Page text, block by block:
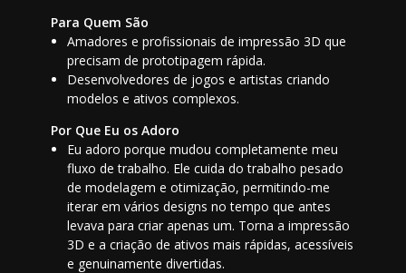
Para Quem São
Amadores e profissionais de impressão 3D que
precisam de prototipagem rápida.
Desenvolvedores de jogos e artistas criando
modelos e ativos complexos.
Por Que Eu os Adoro
Eu adoro porque mudou completamente meu
fluxo de trabalho. Ele cuida do trabalho pesado
de modelagem e otimização, permitindo-me
iterar em vários designs no tempo que antes
levava para criar apenas um. Torna a impressão
3D e a criação de ativos mais rápidas, acessíveis
e genuinamente divertidas.